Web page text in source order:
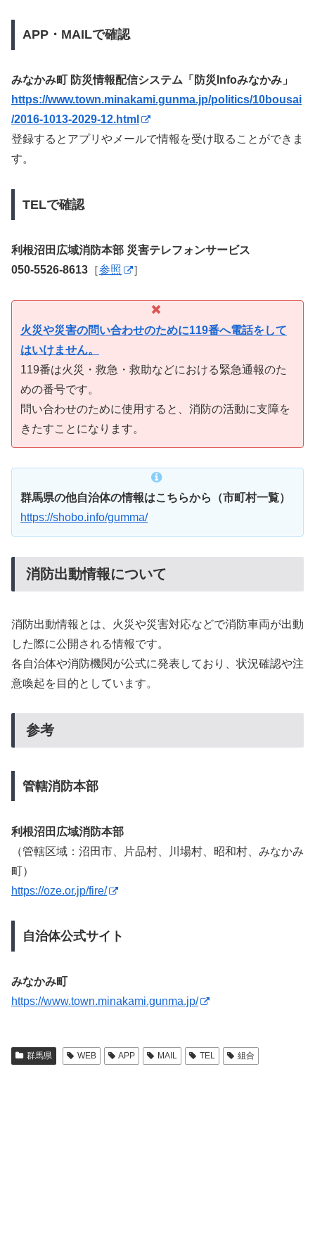
APP・MAILで確認
みなかみ町 防災情報配信システム「防災Infoみなかみ」
https://www.town.minakami.gunma.jp/politics/10bousai
/2016-1013-2029-12.html
登録するとアプリやメールで情報を受け取ることができま
す。
TELで確認
利根沼田広域消防本部 災害テレフォンサービス
050-5526-8613 ［参照 ］
火災や災害の問い合わせのために119番へ電話をして
はいけません。
119番は火災・救急・救助などにおける緊急通報のた
めの番号です。
問い合わせのために使用すると、消防の活動に支障を
きたすことになります。
群馬県の他自治体の情報はこちらから（市町村一覧）
https://shobo.info/gumma/
消防出動情報について
消防出動情報とは、火災や災害対応などで消防車両が出動
した際に公開される情報です。
各自治体や消防機関が公式に発表しており、状況確認や注
意喚起を目的としています。
参考
管轄消防本部
利根沼田広域消防本部
（管轄区域：沼田市、片品村、川場村、昭和村、みなかみ
町）
https://oze.or.jp/fire/
自治体公式サイト
みなかみ町
https://www.town.minakami.gunma.jp/
群馬県 WEB APP MAIL TEL 組合